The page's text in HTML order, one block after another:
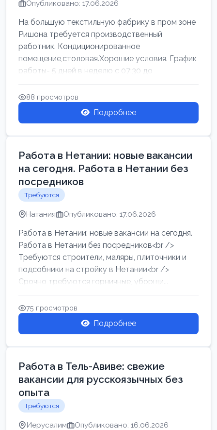
Опубликовано: 17.06.2026
На большую текстильную фабрику в пром зоне
Ришона требуется производственный
работник. Кондиционированное
помещение,столовая.Хорошие условия. График
работы- 5 дней в неделю с 07:30 до
17:00.Высокая за...
88 просмотров
Подробнее
Работа в Нетании: новые вакансии
на сегодня. Работа в Нетании без
посредников
Требуются
Натания Опубликовано: 17.06.2026
Работа в Нетании: новые вакансии на сегодня.
Работа в Нетании без посредников<br />
Требуются строители, маляры, плиточники и
подсобники на стройку в Нетании<br />
Срочно требуются горничные, уборщи...
75 просмотров
Подробнее
Работа в Тель-Авиве: свежие
вакансии для русскоязычных без
опыта
Требуются
Иерусалим Опубликовано: 16.06.2026